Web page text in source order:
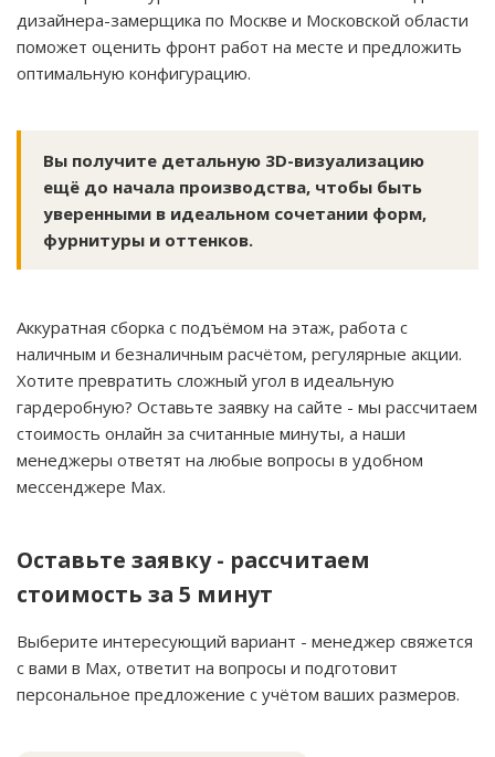
дизайнера-замерщика по Москве и Московской области
поможет оценить фронт работ на месте и предложить
оптимальную конфигурацию.
Вы получите детальную 3D-визуализацию
ещё до начала производства, чтобы быть
уверенными в идеальном сочетании форм,
фурнитуры и оттенков.
Аккуратная сборка с подъёмом на этаж, работа с
наличным и безналичным расчётом, регулярные акции.
Хотите превратить сложный угол в идеальную
гардеробную? Оставьте заявку на сайте - мы рассчитаем
стоимость онлайн за считанные минуты, а наши
менеджеры ответят на любые вопросы в удобном
мессенджере Мах.
Оставьте заявку - рассчитаем
стоимость за 5 минут
Выберите интересующий вариант - менеджер свяжется
с вами в Мах, ответит на вопросы и подготовит
персональное предложение с учётом ваших размеров.